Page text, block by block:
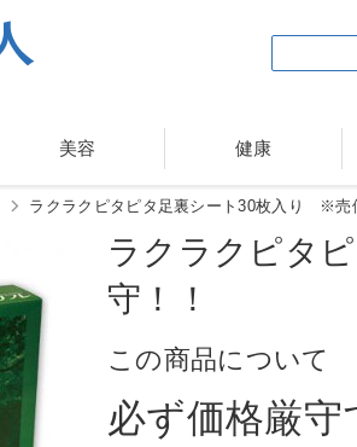
美容 健康
ラクラクピタピタ足裏シート30枚入り ※売
ラクラクピタ
守！！
この商品について
必ず価格厳守